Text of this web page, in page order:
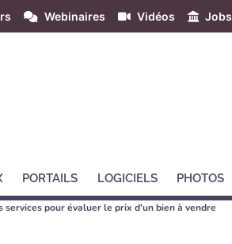
Webinaires Vidéos Jobs
PORTAILS LOGICIELS PHOTOS
pour évaluer le prix d'un bien à vendre